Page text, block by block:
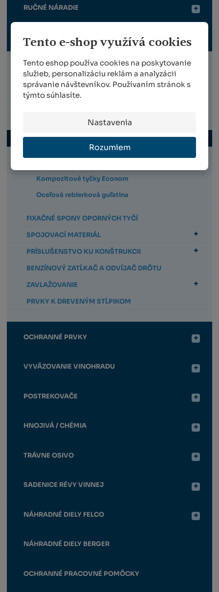
Tento e-shop využívá cookies
Tento eshop používa cookies na poskytovanie
služieb, personalizáciu reklám a analyzácii
správanie návštevníkov. Používaním stránok s
týmto súhlasíte.
Nastavenia
Rozumiem
RUČNÉ NÁRADIE
OPORNÉ KONŠTRUKCIE
STĹPIKY DO VINOHRADU
KOTVY DO ZEME A PRÍSLUŠENSTVO
SVORKY NA UCHYTENIE DVOJDRÔTIA
OPORNÉ TYČKY K SADENICIAM
Kompozitové tyčky Econom
Oceľová rebierková guľatina
FIXAČNÉ SPONY OPORNÝCH TYČÍ
SPOJOVACÍ MATERIÁL
PRÍSLUŠENSTVO KU KONŠTRUKCII
BENZÍNOVÝ ZATĹKAČ A ODVÍJAČ DRÔTU
ZAVLAŽOVANIE
PRVKY K DREVENÝM STĹPIKOM
OCHRANNÉ PRVKY
VYVÄZOVANIE VINOHRADU
POSTREKOVAČE
HNOJIVÁ / CHÉMIA
TRÁVNE OSIVO
SADENICE RÉVY VINNEJ
NÁHRADNÉ DIELY FELCO
NÁHRADNÉ DIELY BERGER
OCHRANNÉ PRACOVNÉ POMÔCKY